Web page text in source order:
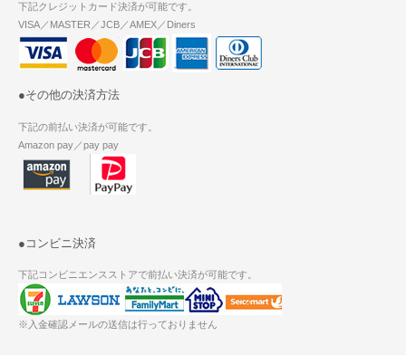
下記クレジットカード決済が可能です。
VISA／MASTER／JCB／AMEX／Diners
●その他の決済方法
下記の前払い決済が可能です。
Amazon pay／pay pay
●コンビニ決済
下記コンビニエンスストアで前払い決済が可能です。
※入金確認メールの送信は行っておりません